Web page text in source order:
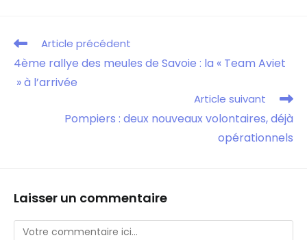
Article précédent
4ème rallye des meules de Savoie : la « Team Aviet
» à l’arrivée
Article suivant
Pompiers : deux nouveaux volontaires, déjà
opérationnels
Laisser un commentaire